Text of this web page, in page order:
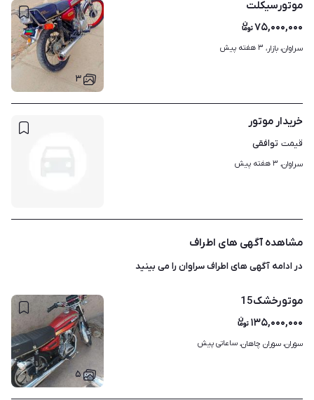
۳
موتورسیکلت
۷۵,۰۰۰,۰۰۰
سراوان، بازار، ۳ هفته پیش
خریدار موتور
قیمت توافقی
سراوان، ۳ هفته پیش
مشاهده آگهی های اطراف
در ادامه آگهی هایاطراف سراوانرا می بینید
۵
موتورخشک‌15
۱۳۵,۰۰۰,۰۰۰
سوران، سوران چاهان، ساعاتی پیش